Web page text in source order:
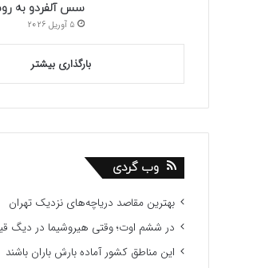
سس آلفردو به
5 آوریل 2026
بارگذاری بیشتر
وب گردی
بهترین مقاصد دریاچه‌های نزدیک تهران
در ششم اوت؛ وقتی هیروشیما در دیگ
این مناطق کشور آماده بارش باران باشند